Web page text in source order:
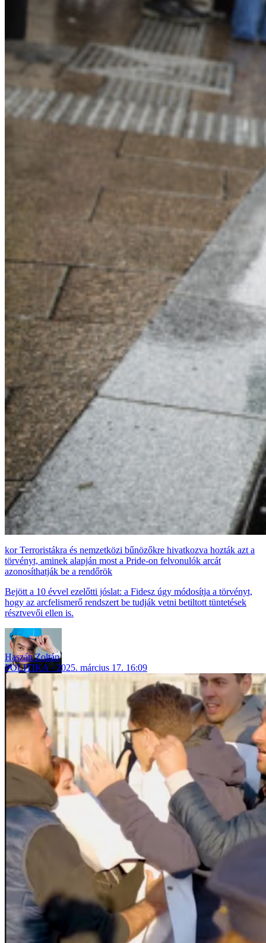
Terroristákra és nemzetközi bűnözőkre hivatkozva hozták azt a
törvényt, aminek alapján most a Pride-on felvonulók arcát
azonosíthatják be a rendőrök
Bejött a 10 évvel ezelőtti jóslat: a Fidesz úgy módosítja a törvényt,
hogy az arcfelismerő rendszert be tudják vetni betiltott tüntetések
résztvevői ellen is.
Haszán Zoltán
POLITIKA
2025. március 17. 16:09